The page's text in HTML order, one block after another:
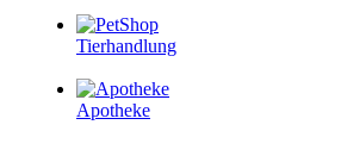
Tierhandlung
Apotheke